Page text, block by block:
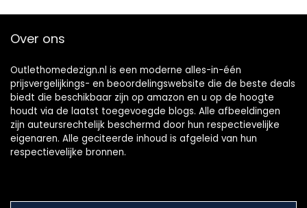
Over ons
Outlethomedezign.nl is een moderne alles-in-één
prijsvergelijkings- en beoordelingswebsite die de beste deals
biedt die beschikbaar zijn op amazon en u op de hoogte
houdt via de laatst toegevoegde blogs. Alle afbeeldingen
zijn auteursrechtelijk beschermd door hun respectievelijke
eigenaren. Alle geciteerde inhoud is afgeleid van hun
respectievelijke bronnen.